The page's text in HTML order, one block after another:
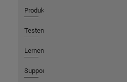
Produkte
Testen oder Kaufen
Lernen
Support